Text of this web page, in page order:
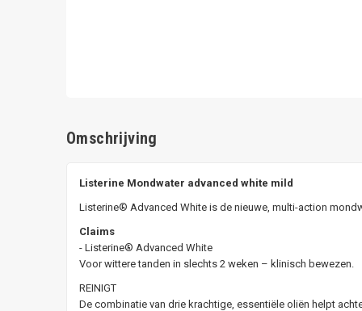
Omschrijving
Listerine Mondwater advanced white mild
Listerine® Advanced White is de nieuwe, multi-action
Claims
- Listerine® Advanced White
Voor wittere tanden in slechts 2 weken – klinisch bewezen.
REINIGT
De combinatie van drie krachtige, essentiële oliën helpt